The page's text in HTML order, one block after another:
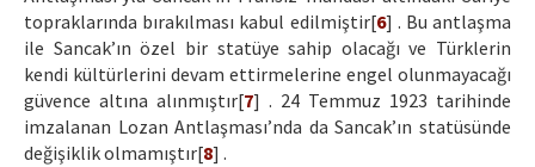
topraklarında bırakılması kabul edilmiştir[6] . Bu antlaşma
ile Sancak’ın özel bir statüye sahip olacağı ve Türklerin
kendi kültürlerini devam ettirmelerine engel olunmayacağı
güvence altına alınmıştır[7] . 24 Temmuz 1923 tarihinde
imzalanan Lozan Antlaşması’nda da Sancak’ın statüsünde
değişiklik olmamıştır[8] .